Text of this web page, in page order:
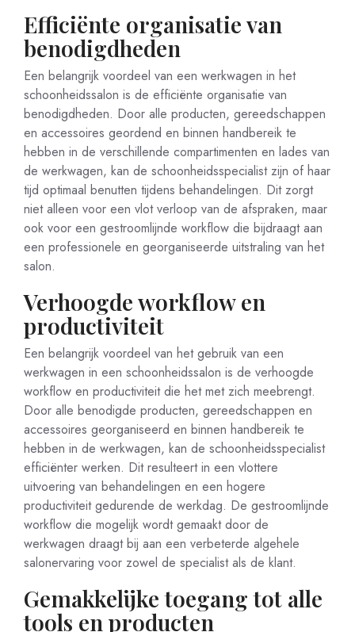
Efficiënte organisatie van
benodigdheden
Een belangrijk voordeel van een werkwagen in het
schoonheidssalon is de efficiënte organisatie van
benodigdheden. Door alle producten, gereedschappen
en accessoires geordend en binnen handbereik te
hebben in de verschillende compartimenten en lades van
de werkwagen, kan de schoonheidsspecialist zijn of haar
tijd optimaal benutten tijdens behandelingen. Dit zorgt
niet alleen voor een vlot verloop van de afspraken, maar
ook voor een gestroomlijnde workflow die bijdraagt aan
een professionele en georganiseerde uitstraling van het
salon.
Verhoogde workflow en
productiviteit
Een belangrijk voordeel van het gebruik van een
werkwagen in een schoonheidssalon is de verhoogde
workflow en productiviteit die het met zich meebrengt.
Door alle benodigde producten, gereedschappen en
accessoires georganiseerd en binnen handbereik te
hebben in de werkwagen, kan de schoonheidsspecialist
efficiënter werken. Dit resulteert in een vlottere
uitvoering van behandelingen en een hogere
productiviteit gedurende de werkdag. De gestroomlijnde
workflow die mogelijk wordt gemaakt door de
werkwagen draagt bij aan een verbeterde algehele
salonervaring voor zowel de specialist als de klant.
Gemakkelijke toegang tot alle
tools en producten